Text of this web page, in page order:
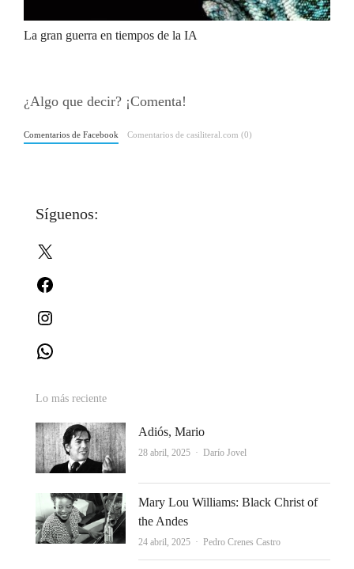
La gran guerra en tiempos de la IA
¿Algo que decir? ¡Comenta!
Comentarios de Facebook Comentarios de casiliteral.com (0)
Síguenos:
Lo más reciente
Adiós, Mario
28 abril, 2025 Autor
Darío Jovel
Mary Lou Williams: Black Christ of
the Andes
24 abril, 2025 Autor
Pedro Crenes Castro